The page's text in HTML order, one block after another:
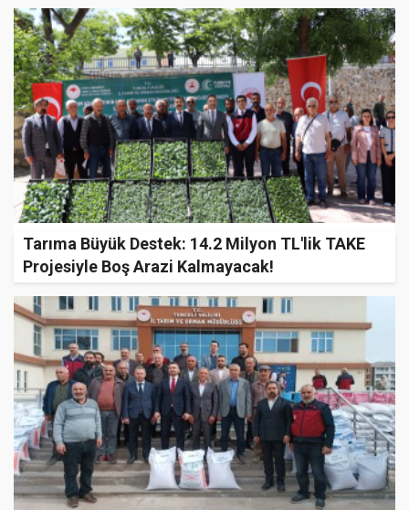
Tarıma Büyük Destek: 14.2 Milyon TL'lik TAKE
Projesiyle Boş Arazi Kalmayacak!